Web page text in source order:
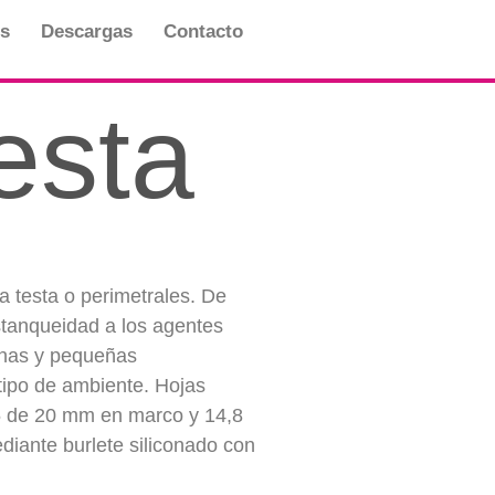
Descargas Contacto
testa o perimetrales. De
a los agentes
y pequeñas
de ambiente. Hojas
20 mm en marco y 14,8
burlete siliconado con